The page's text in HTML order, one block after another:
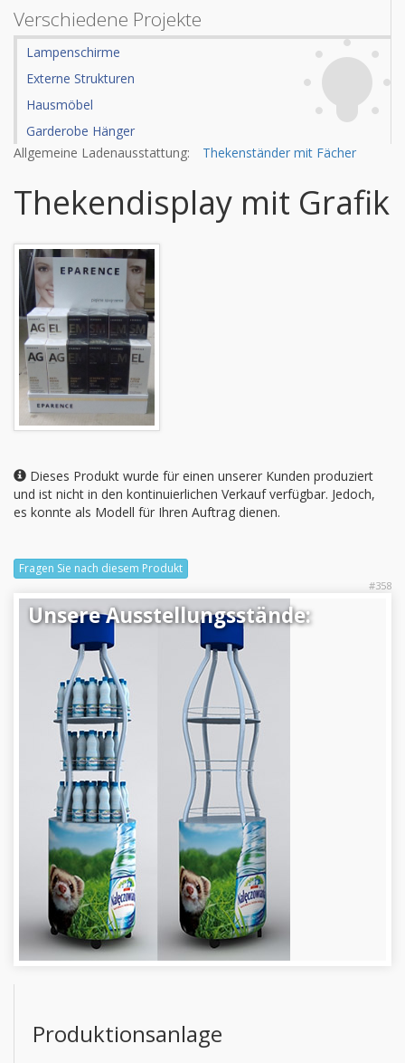
Verschiedene Projekte
Lampenschirme
Externe Strukturen
Hausmöbel
Garderobe Hänger
Allgemeine Ladenausstattung:
Thekenständer mit Fächer
Thekendisplay mit Grafik
Dieses Produkt wurde für einen unserer Kunden produziert
und ist nicht in den kontinuierlichen Verkauf verfügbar. Jedoch,
es konnte als Modell für Ihren Auftrag dienen.
Fragen Sie nach diesem Produkt
#358
Unsere Ausstellungsstände:
Produktionsanlage